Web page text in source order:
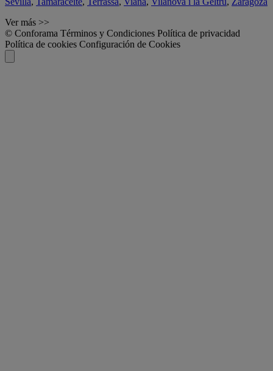
Ver más >>
© Conforama Términos y Condiciones Política de privacidad
Política de cookies Configuración de Cookies